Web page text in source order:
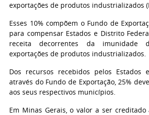
exportações de produtos industrializados
Esses 10% compõem o Fundo de
para compensar Estados e Distrito
receita decorrentes da imunidade
exportações de produtos industrializados.
Dos recursos recebidos pelos Estados
através do Fundo de Exportação, 25%
aos seus respectivos municípios.
Em Minas Gerais, o valor a ser